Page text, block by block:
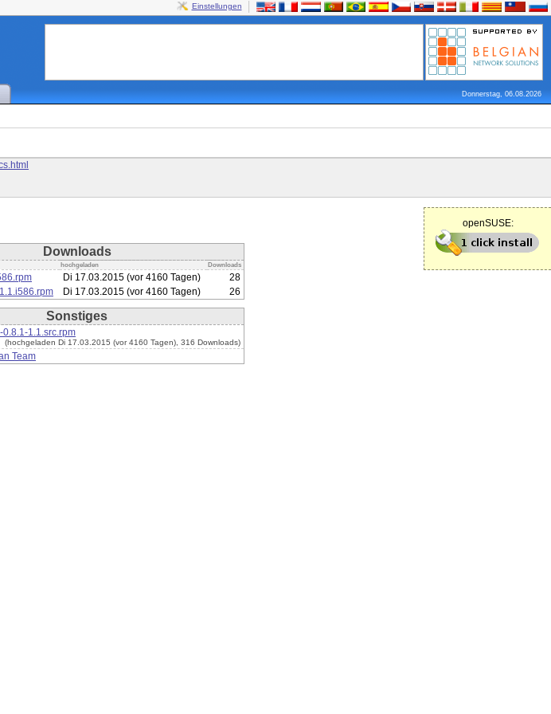
Einstellungen
Donnerstag, 06.08.2026
openSUSE:
Downloads
hochgeladen Downloads
Di 17.03.2015 (vor 4160 Tagen)
28
Di 17.03.2015 (vor 4160 Tagen) 26
Sonstiges
0.8.1-1.1.src.rpm
(hochgeladen Di 17.03.2015 (vor 4160 Tagen), 316 Downloads)
Team